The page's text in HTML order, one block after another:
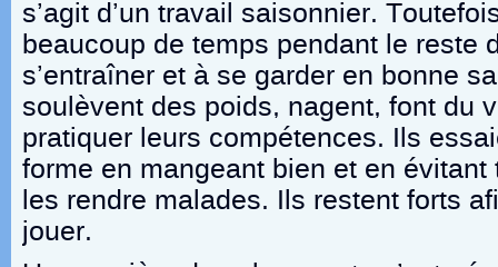
s’agit d’un travail saisonnier.
beaucoup de temps pendant le reste
s’entraîner et à se garder en bonne
soulèvent des poids, nagent, font du
pratiquer leurs compétences. Ils
forme en mangeant bien et en évitant
les rendre malades. Ils restent forts
jouer.